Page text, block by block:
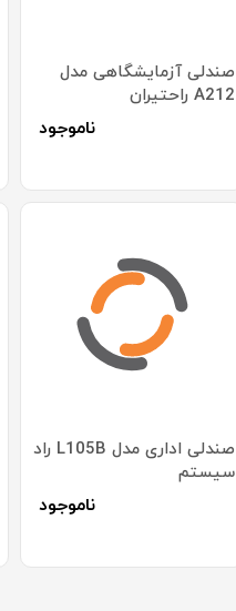
صندلی آزمایشگاهی مدل
A212 راحتیران
ناموجود
صندلی اداری مدل L105B راد
سیستم
ناموجود